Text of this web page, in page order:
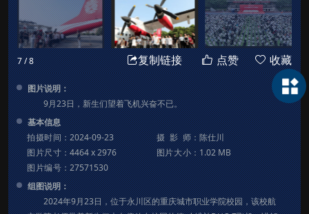
图片说明：
9月23日，新生们望着飞机兴奋不已。
基本信息
拍摄时间：2024-09-23 摄影师：陈仕川
图片尺寸：4464 x 2976 图片大小：1.02 MB
图片编号：27571530
组图说明：
2024年9月23日，位于永川区的重庆城市职业学院校园，该校航
7/8 复制链接 点赞 收藏